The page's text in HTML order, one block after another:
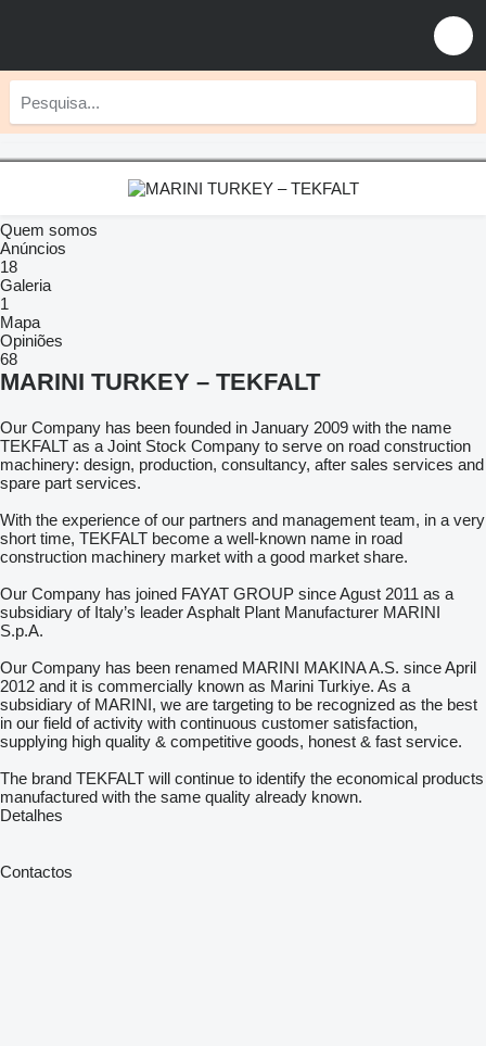
Quem somos
Anúncios
18
Galeria
1
Mapa
Opiniões
68
MARINI TURKEY – TEKFALT
Our Company has been founded in January 2009 with the name
TEKFALT as a Joint Stock Company to serve on road construction
machinery: design, production, consultancy, after sales services and
spare part services.
With the experience of our partners and management team, in a very
short time, TEKFALT become a well-known name in road
construction machinery market with a good market share.
Our Company has joined FAYAT GROUP since Agust 2011 as a
subsidiary of Italy’s leader Asphalt Plant Manufacturer MARINI
S.p.A.
Our Company has been renamed MARINI MAKINA A.S. since April
2012 and it is commercially known as Marini Turkiye. As a
subsidiary of MARINI, we are targeting to be recognized as the best
in our field of activity with continuous customer satisfaction,
supplying high quality & competitive goods, honest & fast service.
The brand TEKFALT will continue to identify the economical products
manufactured with the same quality already known.
Detalhes
Contactos